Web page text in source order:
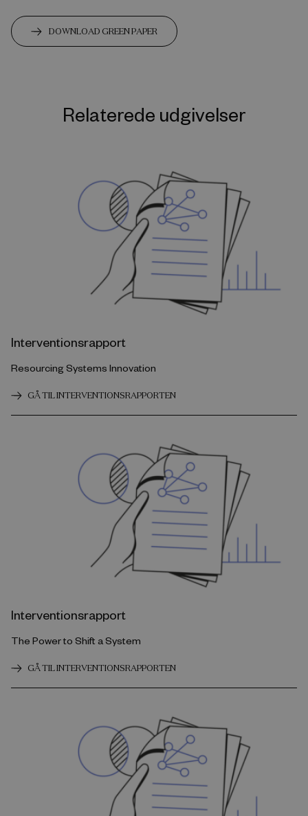
DOWNLOAD GREEN PAPER
Relaterede udgivelser
Interventionsrapport
Resourcing Systems Innovation
GÅ TIL INTERVENTIONSRAPPORTEN
Interventionsrapport
The Power to Shift a System
GÅ TIL INTERVENTIONSRAPPORTEN